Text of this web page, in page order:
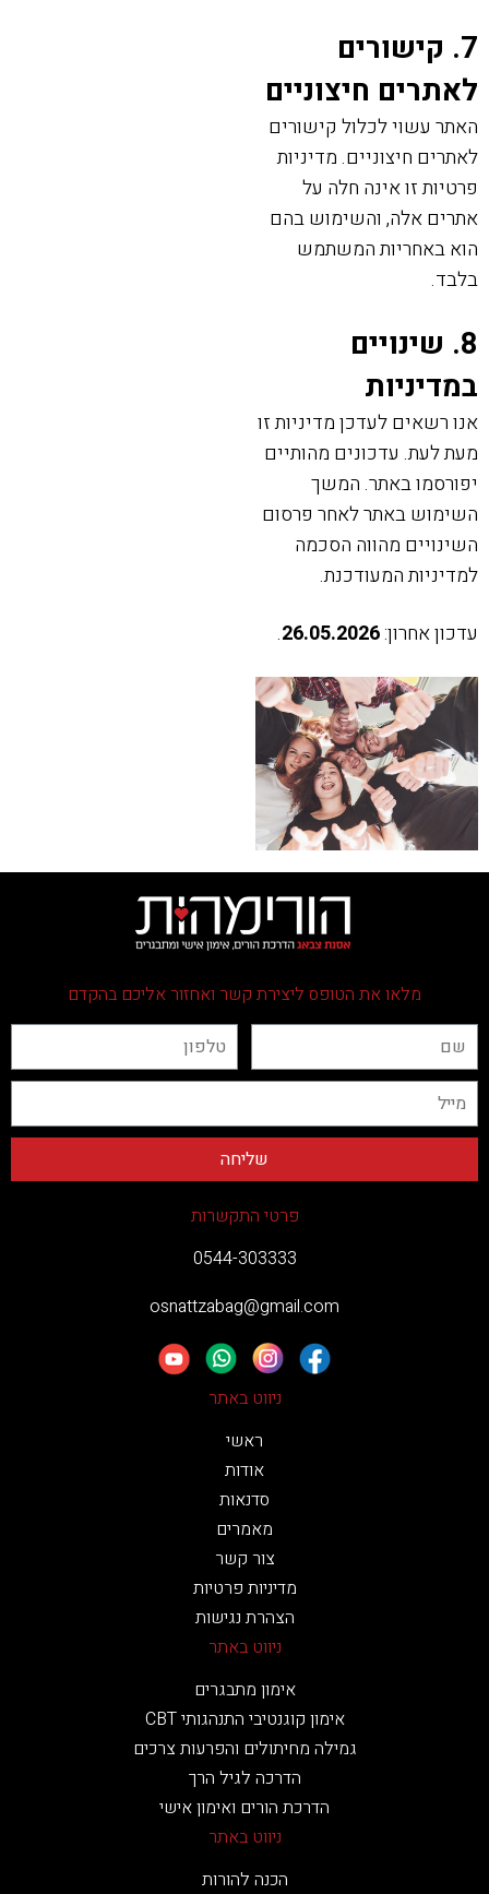
7. קישורים
לאתרים חיצוניים
האתר עשוי לכלול קישורים
לאתרים חיצוניים. מדיניות
פרטיות זו אינה חלה על
אתרים אלה, והשימוש בהם
הוא באחריות המשתמש
בלבד.
8. שינויים
במדיניות
אנו רשאים לעדכן מדיניות זו
מעת לעת. עדכונים מהותיים
יפורסמו באתר. המשך
השימוש באתר לאחר פרסום
השינויים מהווה הסכמה
למדיניות המעודכנת.
עדכון אחרון:26.05.2026
.
מלאו את הטופס ליצירת קשר ואחזור אליכם בהקדם
פרטי התקשרות
0544-303333
osnattzabag@gmail.com
ניווט באתר
ראשי
אודות
סדנאות
מאמרים
צור קשר
מדיניות פרטיות
הצהרת נגישות
ניווט באתר
אימון מתבגרים
אימון קוגנטיבי התנהגותי CBT
גמילה מחיתולים והפרעות צרכים
הדרכה לגיל הרך
הדרכת הורים ואימון אישי
ניווט באתר
הכנה להורות